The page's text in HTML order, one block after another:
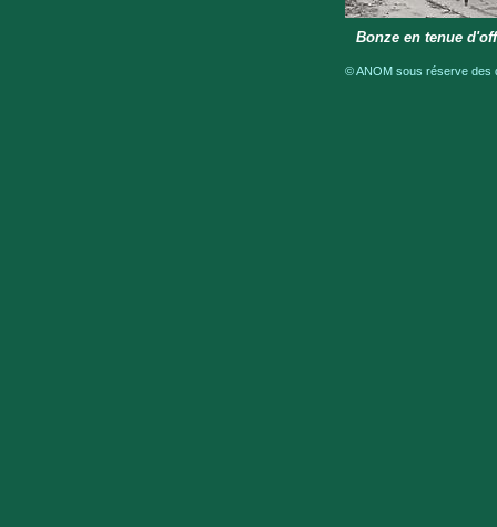
Bonze en tenue
© ANOM sous réserve des